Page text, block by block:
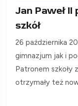
Jan Paweł
szkół
26 października
gimnazjum jak i
Patronem szkoły
otrzymały też